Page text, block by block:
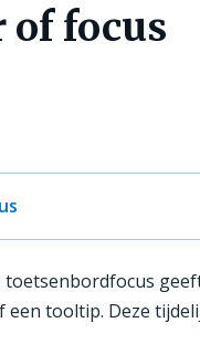
of focus
tooltip. Deze